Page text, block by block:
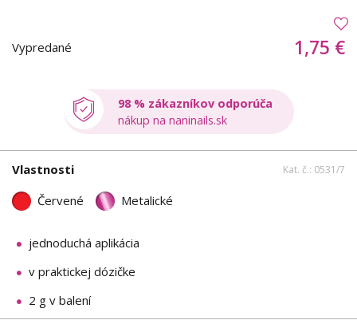
Vypredané 1,75 €
98 % zákazníkov odporúča
nákup na naninails.sk
Vlastnosti Kat. č.: 0531/7
Červené Metalické
jednoduchá aplikácia
v praktickej dózičke
2 g v balení